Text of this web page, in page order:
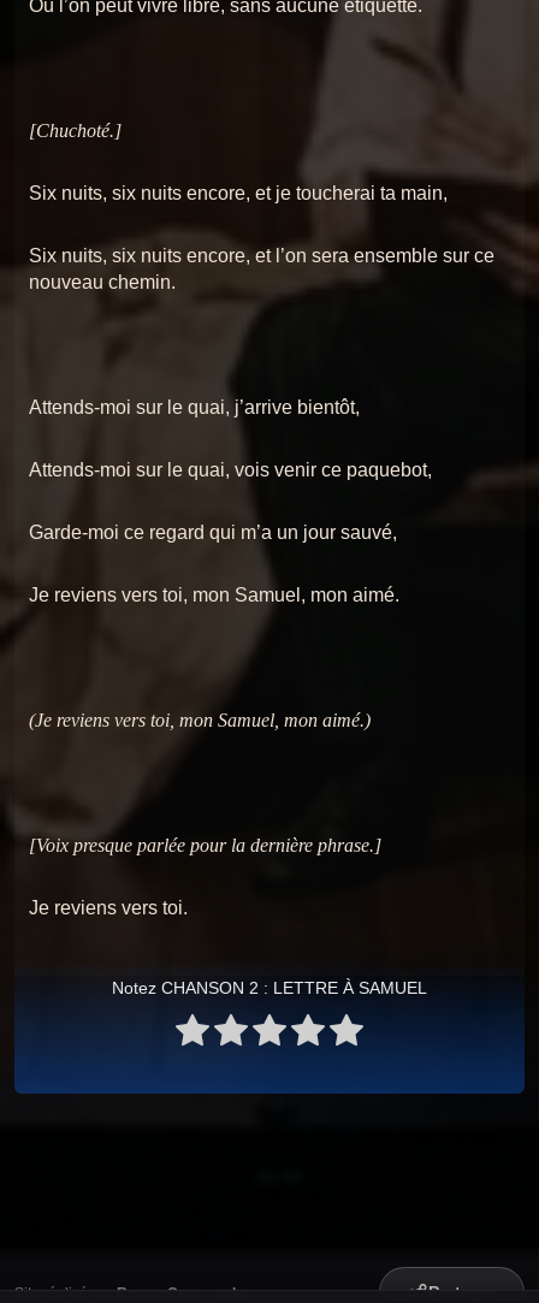
Où l’on peut vivre libre, sans aucune étiquette.
[Chuchoté.]
Six nuits, six nuits encore, et je toucherai ta main,
Six nuits, six nuits encore, et l’on sera ensemble sur ce
nouveau chemin.
Attends-moi sur le quai, j’arrive bientôt,
Attends-moi sur le quai, vois venir ce paquebot,
Garde-moi ce regard qui m’a un jour sauvé,
Je reviens vers toi, mon Samuel, mon aimé.
(Je reviens vers toi, mon Samuel, mon aimé.)
[Voix presque parlée pour la dernière phrase.]
Je reviens vers toi.
Notez CHANSON 2 : LETTRE À SAMUEL
Site réalisé parRepereCom·adm Partager